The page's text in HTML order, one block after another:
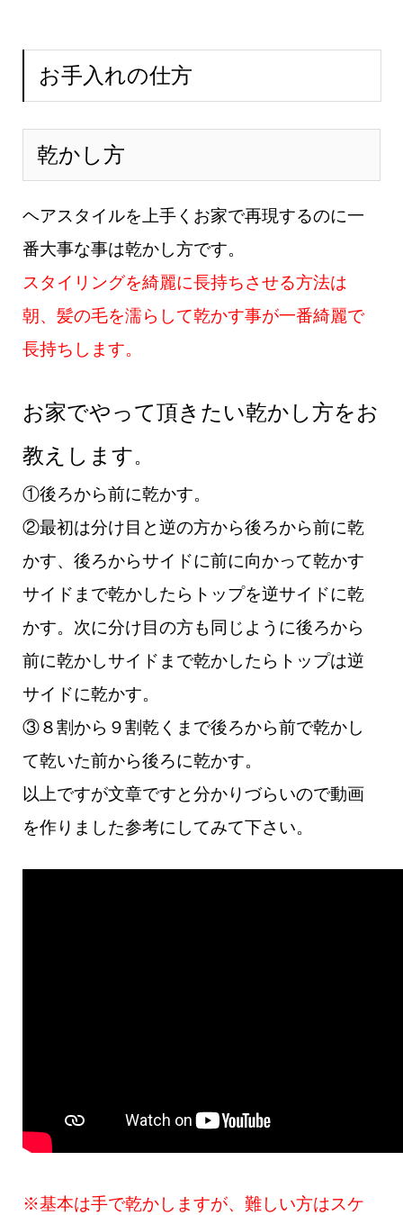
お手入れの仕方
乾かし方
ヘアスタイルを上手くお家で再現するのに一
番大事な事は乾かし方です。
スタイリングを綺麗に長持ちさせる方法は
朝、髪の毛を濡らして乾かす事が一番綺麗で
長持ちします。
お家でやって頂きたい乾かし方をお
教えします。
①後ろから前に乾かす。
②最初は分け目と逆の方から後ろから前に乾
かす、後ろからサイドに前に向かって乾かす
サイドまで乾かしたらトップを逆サイドに乾
かす。 次に分け目の方も同じように後ろから
前に乾かしサイドまで乾かしたらトップは逆
サイドに乾かす。
③８割から９割乾くまで後ろから前で乾かし
て乾いた前から後ろに乾かす。
以上ですが文章ですと分かりづらいので動画
を作りました参考にしてみて下さい。
※基本は手で乾かしますが、難しい方はスケ